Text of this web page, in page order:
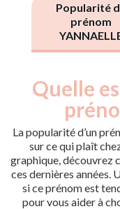
Popularité
prénom
Quelle
La popularité d’un
sur ce qui plaît
graphique, découvrez
ces dernières années.
si ce prénom est
pour vous aider à
Popularité du
prénom Yannaelle
par année
Année
Nouveaux-
nés